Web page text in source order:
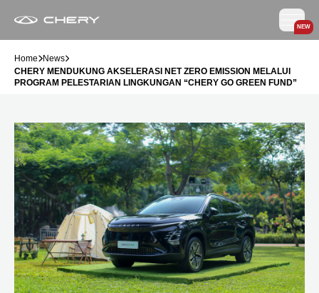
NEW
Home News
CHERY MENDUKUNG AKSELERASI NET ZERO EMISSION MELALUI
PROGRAM PELESTARIAN LINGKUNGAN “CHERY GO GREEN FUND”